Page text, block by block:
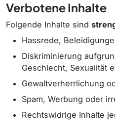
Verbotene Inhalte
Folgende Inhalte sind
Hassrede,
Diskriminierung
Geschlecht, Sexualität
Gewaltverherrlichung
Spam, Werbung oder
Rechtswidrige Inhalte